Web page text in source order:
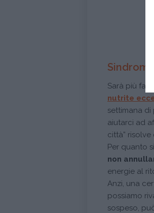
Sarà più
nutrite
settimana
aiutarci ad
città”
Per quanto
non
energie al
Anzi, una
possiamo
sospeso,